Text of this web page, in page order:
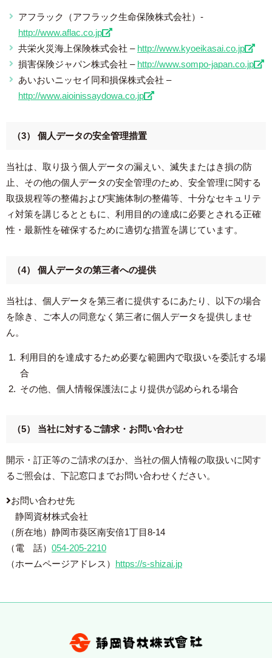
アフラック（アフラック生命保険株式会社）-
http://www.aflac.co.jp
共栄火災海上保険株式会社 – http://www.kyoeikasai.co.jp
損害保険ジャパン株式会社 – http://www.sompo-japan.co.jp
あいおいニッセイ同和損保株式会社 –
http://www.aioinissaydowa.co.jp
（3） 個人データの安全管理措置
当社は、取り扱う個人データの漏えい、滅失またはき損の防
止、その他の個人データの安全管理のため、安全管理に関する
取扱規程等の整備および実施体制の整備等、十分なセキュリテ
ィ対策を講じるとともに、利用目的の達成に必要とされる正確
性・最新性を確保するために適切な措置を講じています。
（4） 個人データの第三者への提供
当社は、個人データを第三者に提供するにあたり、以下の場合
を除き、ご本人の同意なく第三者に個人データを提供しませ
ん。
利用目的を達成するため必要な範囲内で取扱いを委託する場
合
その他、個人情報保護法により提供が認められる場合
（5） 当社に対するご請求・お問い合わせ
開示・訂正等のご請求のほか、当社の個人情報の取扱いに関す
るご照会は、下記窓口までお問い合わせください。
お問い合わせ先
静岡資材株式会社
（所在地）静岡市葵区南安倍1丁目8-14
（電 話） 054-205-2210
（ホームページアドレス） https://s-shizai.jp